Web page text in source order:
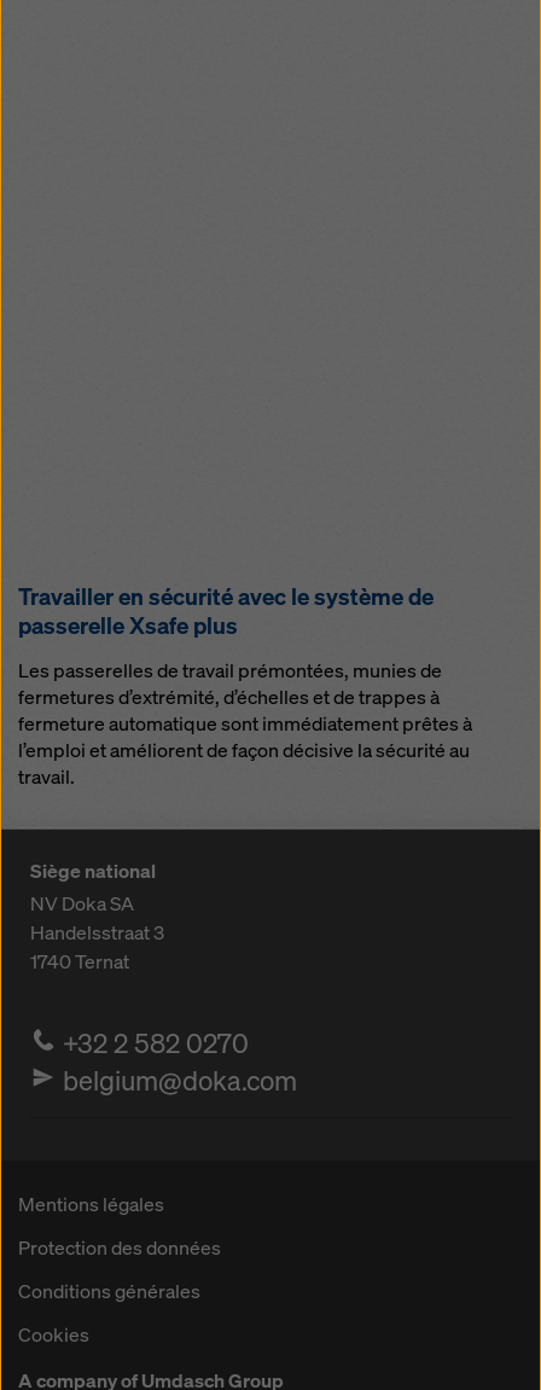
Travailler en sécurité avec le système de
passerelle Xsafe plus
Les passerelles de travail prémontées, munies de
fermetures d’extrémité, d’échelles et de trappes à
fermeture automatique sont immédiatement prêtes à
l’emploi et améliorent de façon décisive la sécurité au
travail.
Siège national
NV Doka SA
Handelsstraat 3
1740Ternat
+32 2 582 0270
belgium@doka.com
Mentions légales
Protection des données
Conditions générales
Cookies
A company of Umdasch Group